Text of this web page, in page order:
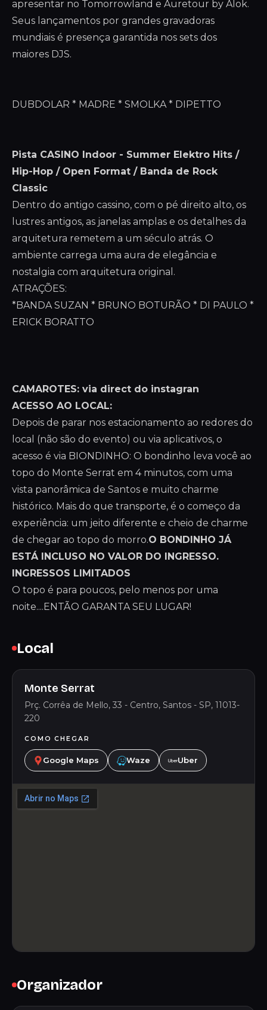
apresentar no Tomorrowland e Auretour by Alok.
Seus lançamentos por grandes gravadoras
mundiais é presença garantida nos sets dos
maiores DJS.
DUBDOLAR * MADRE * SMOLKA * DIPETTO
Pista CASINO Indoor - Summer Elektro Hits /
Hip-Hop / Open Format / Banda de Rock
Classic
Dentro do antigo cassino, com o pé direito alto, os
lustres antigos, as janelas amplas e os detalhes da
arquitetura remetem a um século atrás. O
ambiente carrega uma aura de elegância e
nostalgia com arquitetura original.
ATRAÇÕES:
*BANDA SUZAN * BRUNO BOTURÃO * DI PAULO *
ERICK BORATTO
CAMAROTES: via direct do instagran
ACESSO AO LOCAL:
Depois de parar nos estacionamento ao redores do
local (não são do evento) ou via aplicativos, o
acesso é via BIONDINHO: O bondinho leva você ao
topo do Monte Serrat em 4 minutos, com uma
vista panorâmica de Santos e muito charme
histórico. Mais do que transporte, é o começo da
experiência: um jeito diferente e cheio de charme
de chegar ao topo do morro.O BONDINHO JÁ
ESTÁ INCLUSO NO VALOR DO INGRESSO.
INGRESSOS LIMITADOS
O topo é para poucos, pelo menos por uma
noite....ENTÃO GARANTA SEU LUGAR!
Local
Monte Serrat
Prç. Corrêa de Mello, 33 - Centro, Santos - SP, 11013-
220
COMO CHEGAR
Google Maps Waze Uber
Organizador